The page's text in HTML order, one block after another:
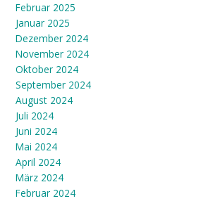
Februar 2025
Januar 2025
Dezember 2024
November 2024
Oktober 2024
September 2024
August 2024
Juli 2024
Juni 2024
Mai 2024
April 2024
März 2024
Februar 2024